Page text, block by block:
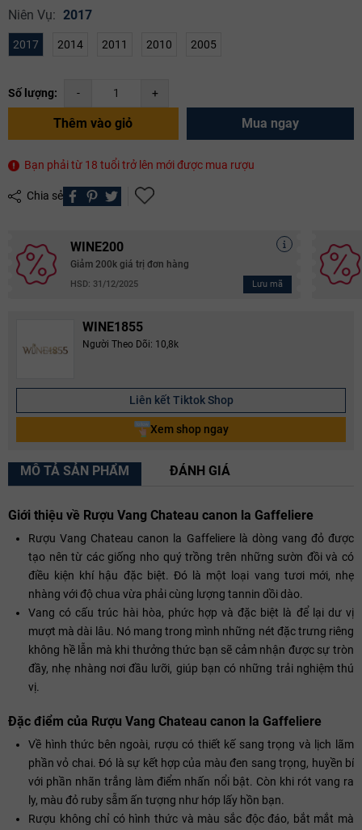
Niên Vụ: 2017
2017 2014 2011 2010 2005
Số lượng: - +
Thêm vào giỏ Mua ngay
Bạn phải từ 18 tuổi trở lên mới được mua rượu
Chia sẻ
WINE200
Giảm 200k giá trị đơn hàng
HSD: 31/12/2025 Lưu mã
WINE1855
Người Theo Dõi: 10,8k
Liên kết Tiktok Shop
Xem shop ngay
MÔ TẢ SẢN PHẨM ĐÁNH GIÁ
Giới thiệu về Rượu Vang Chateau canon la Gaffeliere
Rượu Vang Chateau canon la Gaffeliere là dòng vang đỏ được
tạo nên từ các giống nho quý trồng trên những sườn đồi và có
điều kiện khí hậu đặc biệt. Đó là một loại vang tươi mới, nhẹ
nhàng với độ chua vừa phải cùng lượng tannin dồi dào.
Vang có cấu trúc hài hòa, phức hợp và đặc biệt là để lại dư vị
mượt mà dài lâu. Nó mang trong mình những nét đặc trưng riêng
không hề lẫn mà khi thưởng thức bạn sẽ cảm nhận được sự tròn
đầy, nhẹ nhàng nơi đầu lưỡi, giúp bạn có những trải nghiệm thú
vị.
Đặc điểm của Rượu Vang Chateau canon la Gaffeliere
Về hình thức bên ngoài, rượu có thiết kế sang trọng và lịch lãm
phần vỏ chai. Đó là sự kết hợp của màu đen sang trọng, huyền bí
với phần nhãn trắng làm điểm nhấn nổi bật. Còn khi rót vang ra
ly, màu đỏ ruby sẫm ấn tượng như hớp lấy hồn bạn.
Rượu không chỉ có hình thức và màu sắc độc đáo, bắt mắt mà